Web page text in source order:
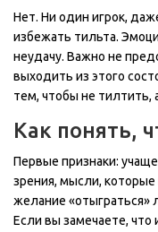
Нет. Ни один игрок,
избежать тильта.
неудачу. Важно не
выходить из этого
тем, чтобы не тилтить,
Как понять,
Первые признаки:
зрения, мысли, которые
желание «отыграться»
Если вы замечаете, что